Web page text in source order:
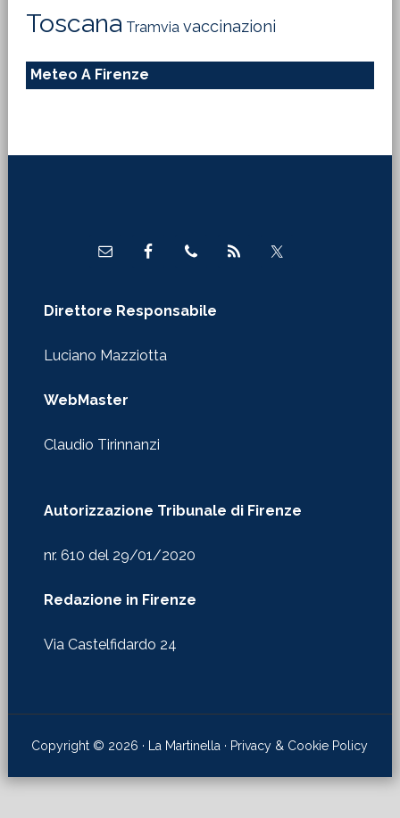
Toscana Tramvia vaccinazioni
Meteo A Firenze
Direttore Responsabile
Luciano Mazziotta
WebMaster
Claudio Tirinnanzi
Autorizzazione Tribunale di Firenze
nr. 610 del 29/01/2020
Redazione in Firenze
Via Castelfidardo 24
Copyright © 2026 · La Martinella · Privacy & Cookie Policy